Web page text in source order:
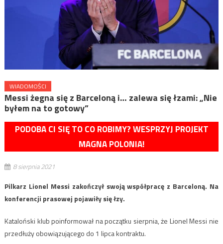
WIADOMOŚCI
Messi żegna się z Barceloną i… zalewa się łzami: „Nie
byłem na to gotowy”
PODOBA CI SIĘ TO CO ROBIMY? WESPRZYJ PROJEKT
MAGNA POLONIA!
8 sierpnia 2021
Pilkarz Lionel Messi zakończył swoją współpracę z Barceloną. Na
konferencji prasowej pojawiły się łzy.
Kataloński klub poinformował na początku sierpnia, że Lionel Messi nie
przedłuży obowiązującego do 1 lipca kontraktu.